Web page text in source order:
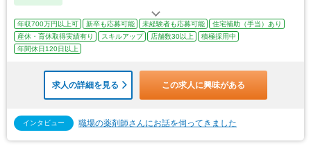
年収700万円以上可 新卒も応募可能 未経験者も応募可能
住宅補助（手当）あり
産休・育休取得実績有り
スキルアップ 店舗数30以上
積極採用中
年間休日120日以上
求人の詳細を見る この求人に興味がある
インタビュー 職場の薬剤師さんにお話を伺ってきました